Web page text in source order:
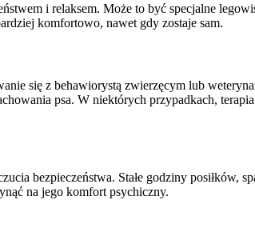
i relaksem. Może to być specjalne
komfortowo, nawet gdy zostaje sam.
się z behawiorystą zwierzęcym lub
psa. W niektórych przypadkach,
bezpieczeństwa. Stałe godziny posiłków,
na jego komfort psychiczny.